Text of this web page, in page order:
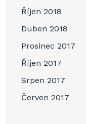
Říjen 2018
Duben 2018
Prosinec 2017
Říjen 2017
Srpen 2017
Červen 2017